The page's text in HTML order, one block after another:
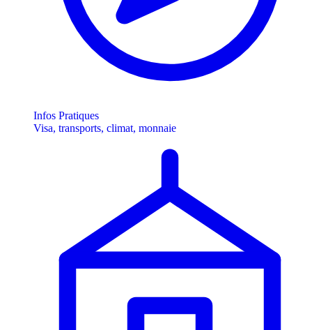
Infos Pratiques
Visa, transports, climat, monnaie